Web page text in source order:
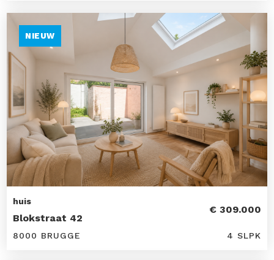
NIEUW
huis
Blokstraat 42
€ 309.000
8000 BRUGGE 4 SLPK